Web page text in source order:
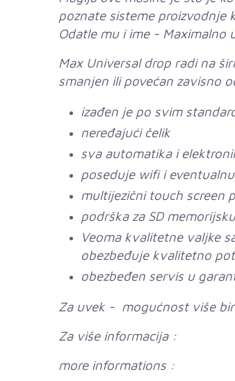
poznate sisteme proizvodnje
Odatle mu i ime - Maximalno
Max Universal drop radi na
smanjen ili povećan zavisno
izađen je po svim
neređajući čelik
sva automatika i
poseduje wifi i
multijezični touch screen
podrška za SD
Veoma kvalitetne valjke
obezbeđuje kvalitetno
obezbeđen servis u
Za uvek - mogućnost više
Za više informacija :
more informations :